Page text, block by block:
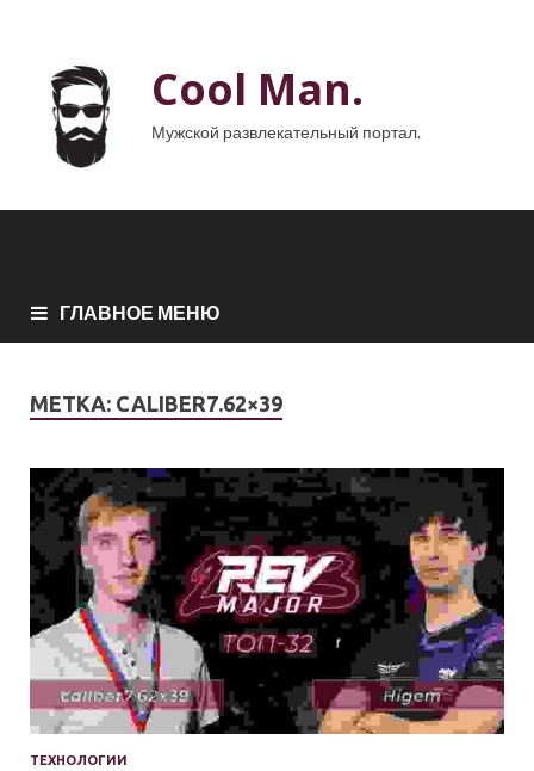
Cool Man.
Мужской развлекательный портал.
ГЛАВНОЕ МЕНЮ
МЕТКА: CALIBER7.62×39
ТЕХНОЛОГИИ